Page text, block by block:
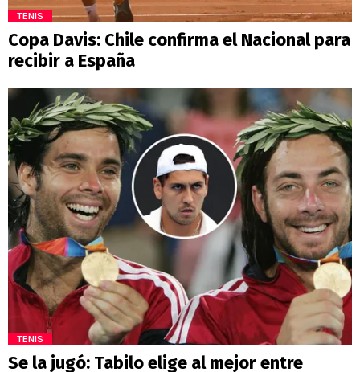
TENIS
Copa Davis: Chile confirma el Nacional para
recibir a España
TENIS
Se la jugó: Tabilo elige al mejor entre